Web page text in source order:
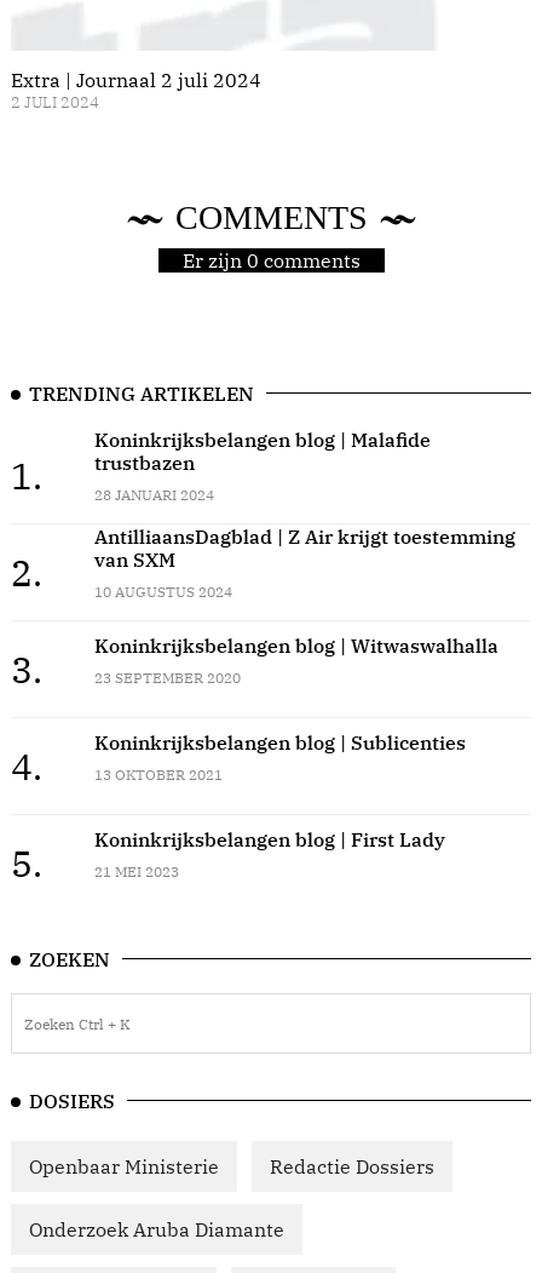
Extra | Journaal 2 juli 2024
2 JULI 2024
COMMENTS
Er zijn 0 comments
TRENDING ARTIKELEN
1.
Koninkrijksbelangen blog | Malafide
trustbazen
28 JANUARI 2024
2.
AntilliaansDagblad | Z Air krijgt toestemming
van SXM
10 AUGUSTUS 2024
3.
Koninkrijksbelangen blog | Witwaswalhalla
23 SEPTEMBER 2020
4.
Koninkrijksbelangen blog | Sublicenties
13 OKTOBER 2021
5.
Koninkrijksbelangen blog | First Lady
21 MEI 2023
ZOEKEN
DOSIERS
Openbaar Ministerie Redactie Dossiers
Onderzoek Aruba Diamante